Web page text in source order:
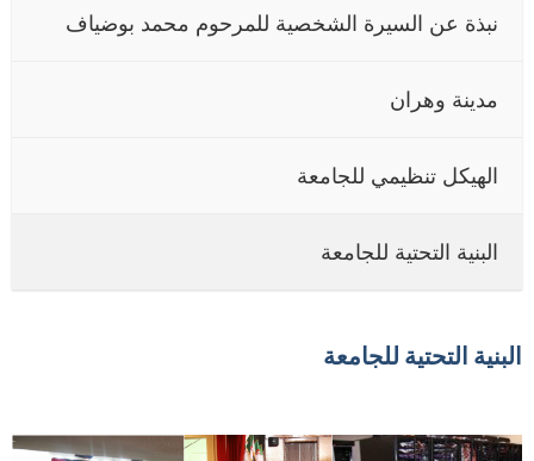
نبذة عن السيرة الشخصية للمرحوم محمد بوضياف
مدينة وهران
الهيكل تنظيمي للجامعة
البنية التحتية للجامعة
التحتية للجامعة